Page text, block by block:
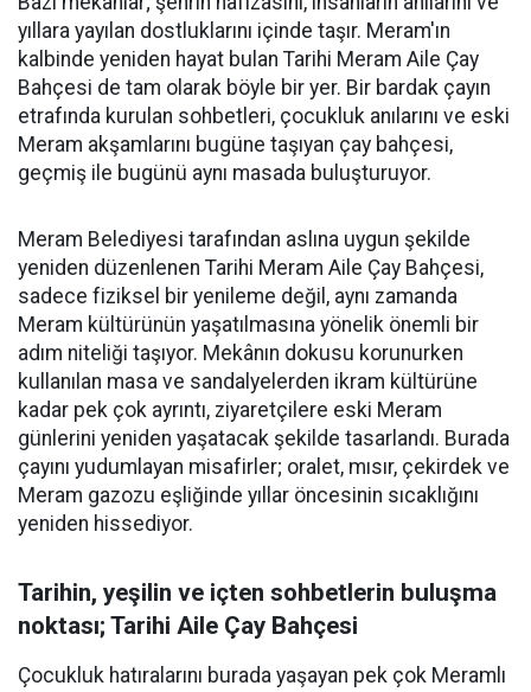
yıllara yayılan dostluklarını içinde taşır. Meram'ın
kalbinde yeniden hayat bulan Tarihi Meram Aile Çay
Bahçesi de tam olarak böyle bir yer. Bir bardak çayın
etrafında kurulan sohbetleri, çocukluk anılarını ve eski
Meram akşamlarını bugüne taşıyan çay bahçesi,
geçmiş ile bugünü aynı masada buluşturuyor.
Meram Belediyesi tarafından aslına uygun şekilde
yeniden düzenlenen Tarihi Meram Aile Çay Bahçesi,
sadece fiziksel bir yenileme değil, aynı zamanda
Meram kültürünün yaşatılmasına yönelik önemli bir
adım niteliği taşıyor. Mekânın dokusu korunurken
kullanılan masa ve sandalyelerden ikram kültürüne
kadar pek çok ayrıntı, ziyaretçilere eski Meram
günlerini yeniden yaşatacak şekilde tasarlandı. Burada
çayını yudumlayan misafirler; oralet, mısır, çekirdek ve
Meram gazozu eşliğinde yıllar öncesinin sıcaklığını
yeniden hissediyor.
Tarihin, yeşilin ve içten sohbetlerin buluşma
noktası; Tarihi Aile Çay Bahçesi
Çocukluk hatıralarını burada yaşayan pek çok Meramlı